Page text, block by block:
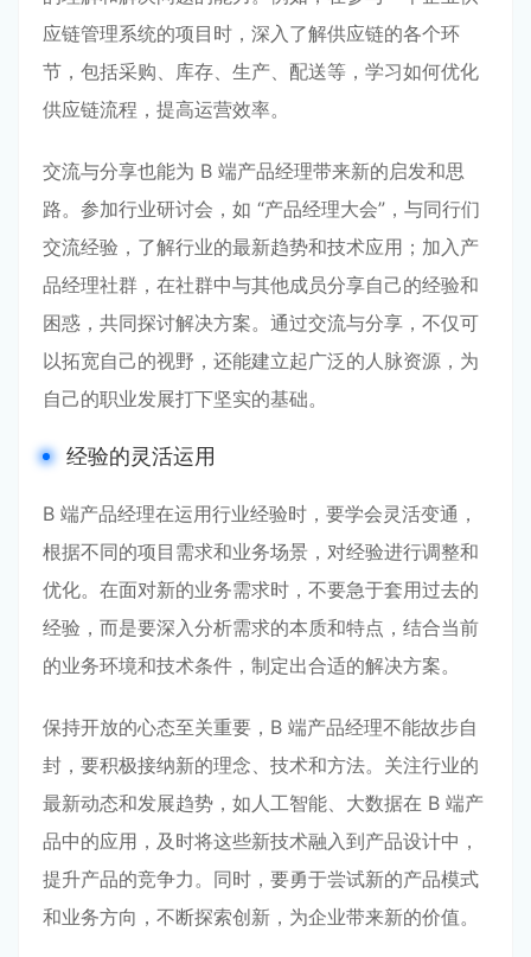
应链管理系统的项目时，深入了解供应链的各个环
节，包括采购、库存、生产、配送等，学习如何优化
供应链流程，提高运营效率。
交流与分享也能为 B 端产品经理带来新的启发和思
路。参加行业研讨会，如 “产品经理大会”，与同行们
交流经验，了解行业的最新趋势和技术应用；加入产
品经理社群，在社群中与其他成员分享自己的经验和
困惑，共同探讨解决方案。通过交流与分享，不仅可
以拓宽自己的视野，还能建立起广泛的人脉资源，为
自己的职业发展打下坚实的基础。
经验的灵活运用
B 端产品经理在运用行业经验时，要学会灵活变通，
根据不同的项目需求和业务场景，对经验进行调整和
优化。在面对新的业务需求时，不要急于套用过去的
经验，而是要深入分析需求的本质和特点，结合当前
的业务环境和技术条件，制定出合适的解决方案。
保持开放的心态至关重要，B 端产品经理不能故步自
封，要积极接纳新的理念、技术和方法。关注行业的
最新动态和发展趋势，如人工智能、大数据在 B 端产
品中的应用，及时将这些新技术融入到产品设计中，
提升产品的竞争力。同时，要勇于尝试新的产品模式
和业务方向，不断探索创新，为企业带来新的价值。